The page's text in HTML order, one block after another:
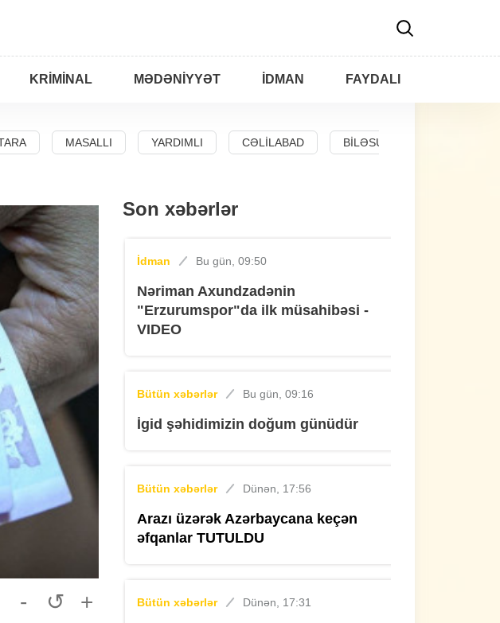
KRIMINAL MƏDƏNIYYƏT İDMAN FAYDALI
MASALLI YARDIMLI CƏLILABAD BILƏSUVAR
- ↺ +
Son xəbərlər
İdman Bu gün, 09:50
Nəriman Axundzadənin
"Erzurumspor"da ilk müsahibəsi -
VIDEO
Bütün xəbərlər Bu gün, 09:16
İgid şəhidimizin doğum günüdür
Bütün xəbərlər Dünən, 17:56
Arazı üzərək Azərbaycana keçən
əfqanlar TUTULDU
Bütün xəbərlər Dünən, 17:31